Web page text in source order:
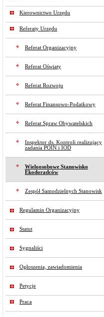
Kierownictwo Urzędu
Referaty Urzędu
Referat Organizacyjny
Referat Oświaty
Referat Rozwoju
Referat Finansowo-Podatkowy
Referat Spraw Obywatelskich
Inspektor ds. Kontroli realizujący
zadania POIN i IOD
Wieloosobowe Stanowisko
Ekodoradców
Zespół Samodzielnych Stanowisk
Regulamin Organizacyjny
Statut
Sygnaliści
Ogłoszenia, zawiadomienia
Petycje
Praca